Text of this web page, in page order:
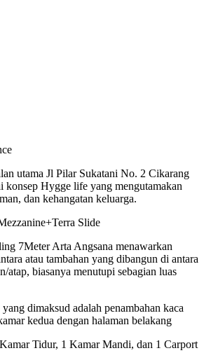
utama Jl Pilar Sukatani No. 2 Cikarang
konsep Hygge life yang mengutamakan
dan kehangatan keluarga.
Slide
7Meter Arta Angsana menawarkan
atau tambahan yang dibangun di antara
atap, biasanya menutupi sebagian luas
dimaksud adalah penambahan kaca
kedua dengan halaman belakang
Tidur, 1 Kamar Mandi, dan 1 Carport